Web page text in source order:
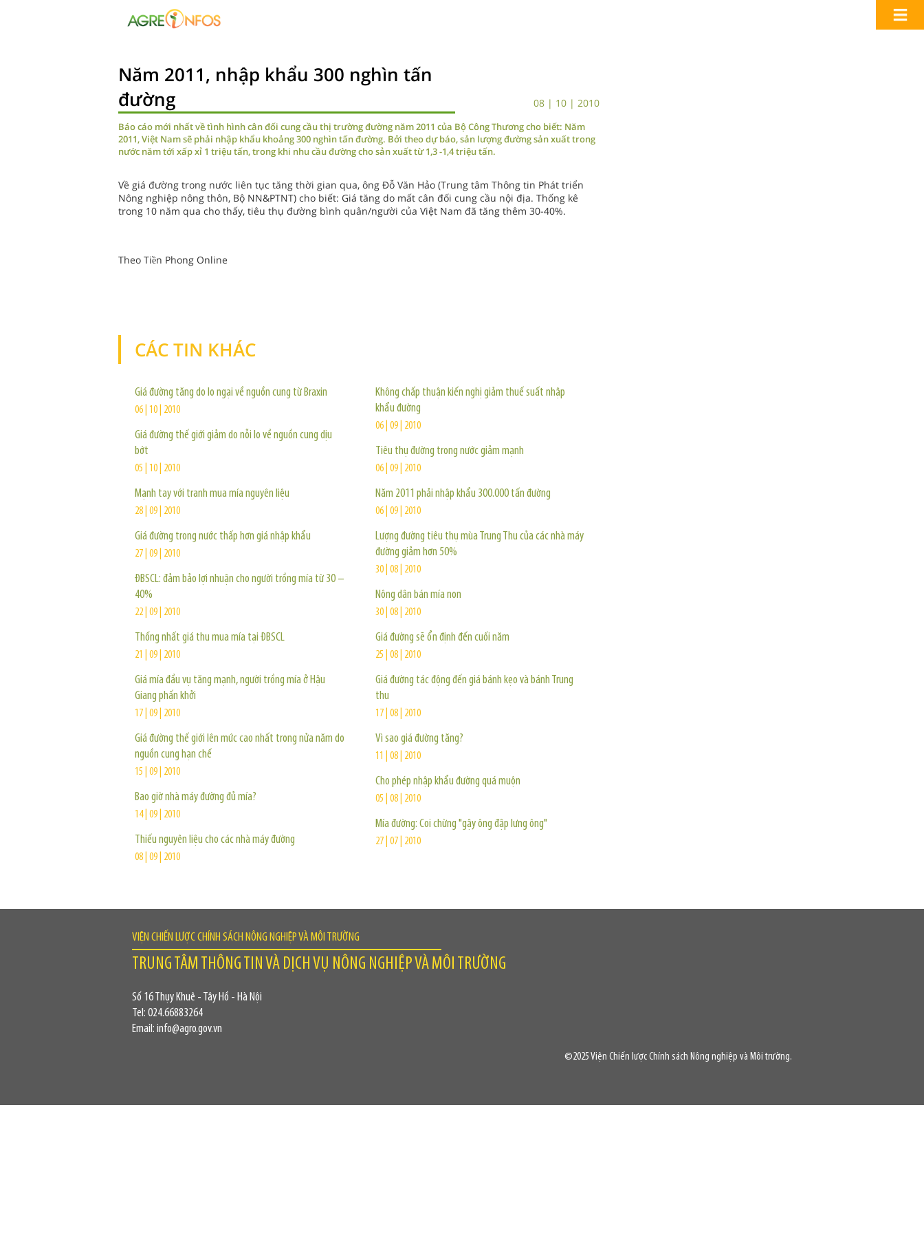
Năm 2011, nhập khẩu 300 nghìn tấn
đường
08 | 10 | 2010
Báo cáo mới nhất về tình hình cân đối cung cầu thị trường đường năm 2011 của Bộ Công Thương cho biết: Năm
2011, Việt Nam sẽ phải nhập khẩu khoảng 300 nghìn tấn đường. Bởi theo dự báo, sản lượng đường sản xuất trong
nước năm tới xấp xỉ 1 triệu tấn, trong khi nhu cầu đường cho sản xuất từ 1,3 -1,4 triệu tấn.
Về giá đường trong nước liên tục tăng thời gian qua, ông Đỗ Văn Hảo (Trung tâm Thông tin Phát triển
Nông nghiệp nông thôn, Bộ NN&PTNT) cho biết: Giá tăng do mất cân đối cung cầu nội địa. Thống kê
trong 10 năm qua cho thấy, tiêu thụ đường bình quân/người của Việt Nam đã tăng thêm 30-40%.
Theo Tiền Phong Online
CÁC TIN KHÁC
Giá đường tăng do lo ngại về nguồn cung từ Braxin
06 | 10 | 2010
Giá đường thế giới giảm do nỗi lo về nguồn cung dịu
bớt
05 | 10 | 2010
Mạnh tay với tranh mua mía nguyên liệu
28 | 09 | 2010
Giá đường trong nước thấp hơn giá nhập khẩu
27 | 09 | 2010
ĐBSCL: đảm bảo lợi nhuận cho người trồng mía từ 30 –
40%
22 | 09 | 2010
Thống nhất giá thu mua mía tại ĐBSCL
21 | 09 | 2010
Giá mía đầu vụ tăng mạnh, người trồng mía ở Hậu
Giang phấn khởi
17 | 09 | 2010
Giá đường thế giới lên mức cao nhất trong nửa năm do
nguồn cung hạn chế
15 | 09 | 2010
Bao giờ nhà máy đường đủ mía?
14 | 09 | 2010
Thiếu nguyên liệu cho các nhà máy đường
08 | 09 | 2010
Không chấp thuận kiến nghị giảm thuế suất nhập
khẩu đường
06 | 09 | 2010
Tiêu thụ đường trong nước giảm mạnh
06 | 09 | 2010
Năm 2011 phải nhập khẩu 300.000 tấn đường
06 | 09 | 2010
Lượng đường tiêu thụ mùa Trung Thu của các nhà máy
đường giảm hơn 50%
30 | 08 | 2010
Nông dân bán mía non
30 | 08 | 2010
Giá đường sẽ ổn định đến cuối năm
25 | 08 | 2010
Giá đường tác động đến giá bánh kẹo và bánh Trung
thu
17 | 08 | 2010
Vì sao giá đường tăng?
11 | 08 | 2010
Cho phép nhập khẩu đường quá muộn
05 | 08 | 2010
Mía đường: Coi chừng "gậy ông đập lưng ông"
27 | 07 | 2010
VIỆN CHIẾN LƯỢC CHÍNH SÁCH NÔNG NGHIỆP VÀ MÔI TRƯỜNG
TRUNG TÂM THÔNG TIN VÀ DỊCH VỤ NÔNG NGHIỆP VÀ MÔI TRƯỜNG
Số 16 Thụy Khuê - Tây Hồ - Hà Nội
Tel: 024.66883264
Email: info@agro.gov.vn
©2025 Viện Chiến lược Chính sách Nông nghiệp và Môi trường.